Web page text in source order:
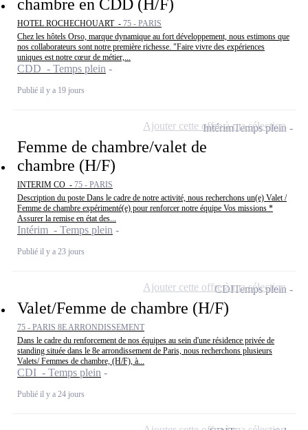
chambre en CDD (H/F)
HOTEL ROCHECHOUART - 75 - PARIS
Chez les hôtels Orso, marque dynamique au fort développement, nous estimons que
nos collaborateurs sont notre première richesse. "Faire vivre des expériences
uniques est notre cœur de métier,...
CDD - Temps plein
Publié il y a 19 jours
Femme de chambre/valet de
chambre (H/F)
INTERIM CO - 75 - PARIS
Description du poste Dans le cadre de notre activité, nous recherchons un(e) Valet /
Femme de chambre expérimenté(e) pour renforcer notre équipe Vos missions *
Assurer la remise en état des...
Intérim - Temps plein
Publié il y a 23 jours
IntérimTemps plein
Ajouter cette offre à ma sélection
Valet/Femme de chambre (H/F)
75 - PARIS 8E ARRONDISSEMENT
Dans le cadre du renforcement de nos équipes au sein d'une résidence privée de
standing située dans le 8e arrondissement de Paris, nous recherchons plusieurs
Valets/ Femmes de chambre, (H/F), à...
CDI - Temps plein
Publié il y a 24 jours
CDITemps plein
Ajouter cette offre à ma sélection